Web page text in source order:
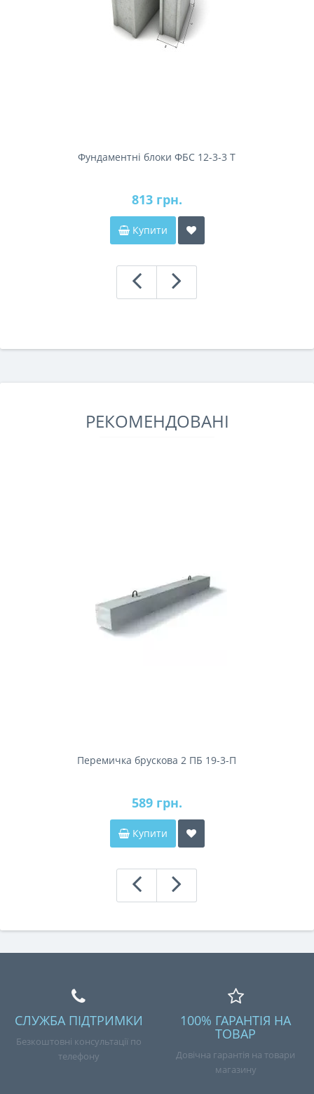
Фундаментні блоки ФБС 12-3-3 Т
813 грн.
Купити
РЕКОМЕНДОВАНІ
Перемичка брускова 2 ПБ 19-3-П
589 грн.
Купити
СЛУЖБА ПІДТРИМКИ
Безкоштовні консультації по
телефону
100% ГАРАНТІЯ НА
ТОВАР
Довічна гарантія на товари
магазину